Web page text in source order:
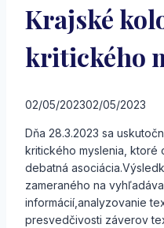
Krajské
kritického
02/05/202302/05/2023
Dňa 28.3.2023 sa
kritického myslenia, ktoré
debatná
zameraného na
informácií,analyzovanie
presvedčivosti záverov